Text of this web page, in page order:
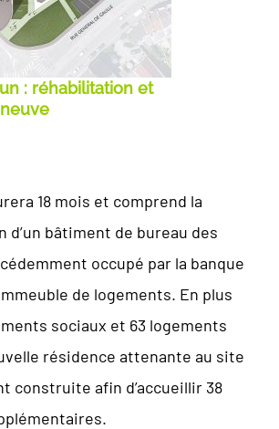
: réhabilitation et
18 mois et comprend la
d’un bâtiment de bureau des
occupé par la banque
de logements. En plus
sociaux et 63 logements
résidence attenante au site
construite afin d’accueillir 38